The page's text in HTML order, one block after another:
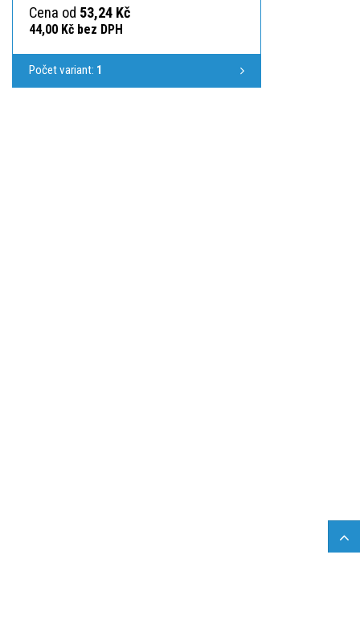
Cena od 53,24 Kč
44,00 Kč bez DPH
Počet variant: 1